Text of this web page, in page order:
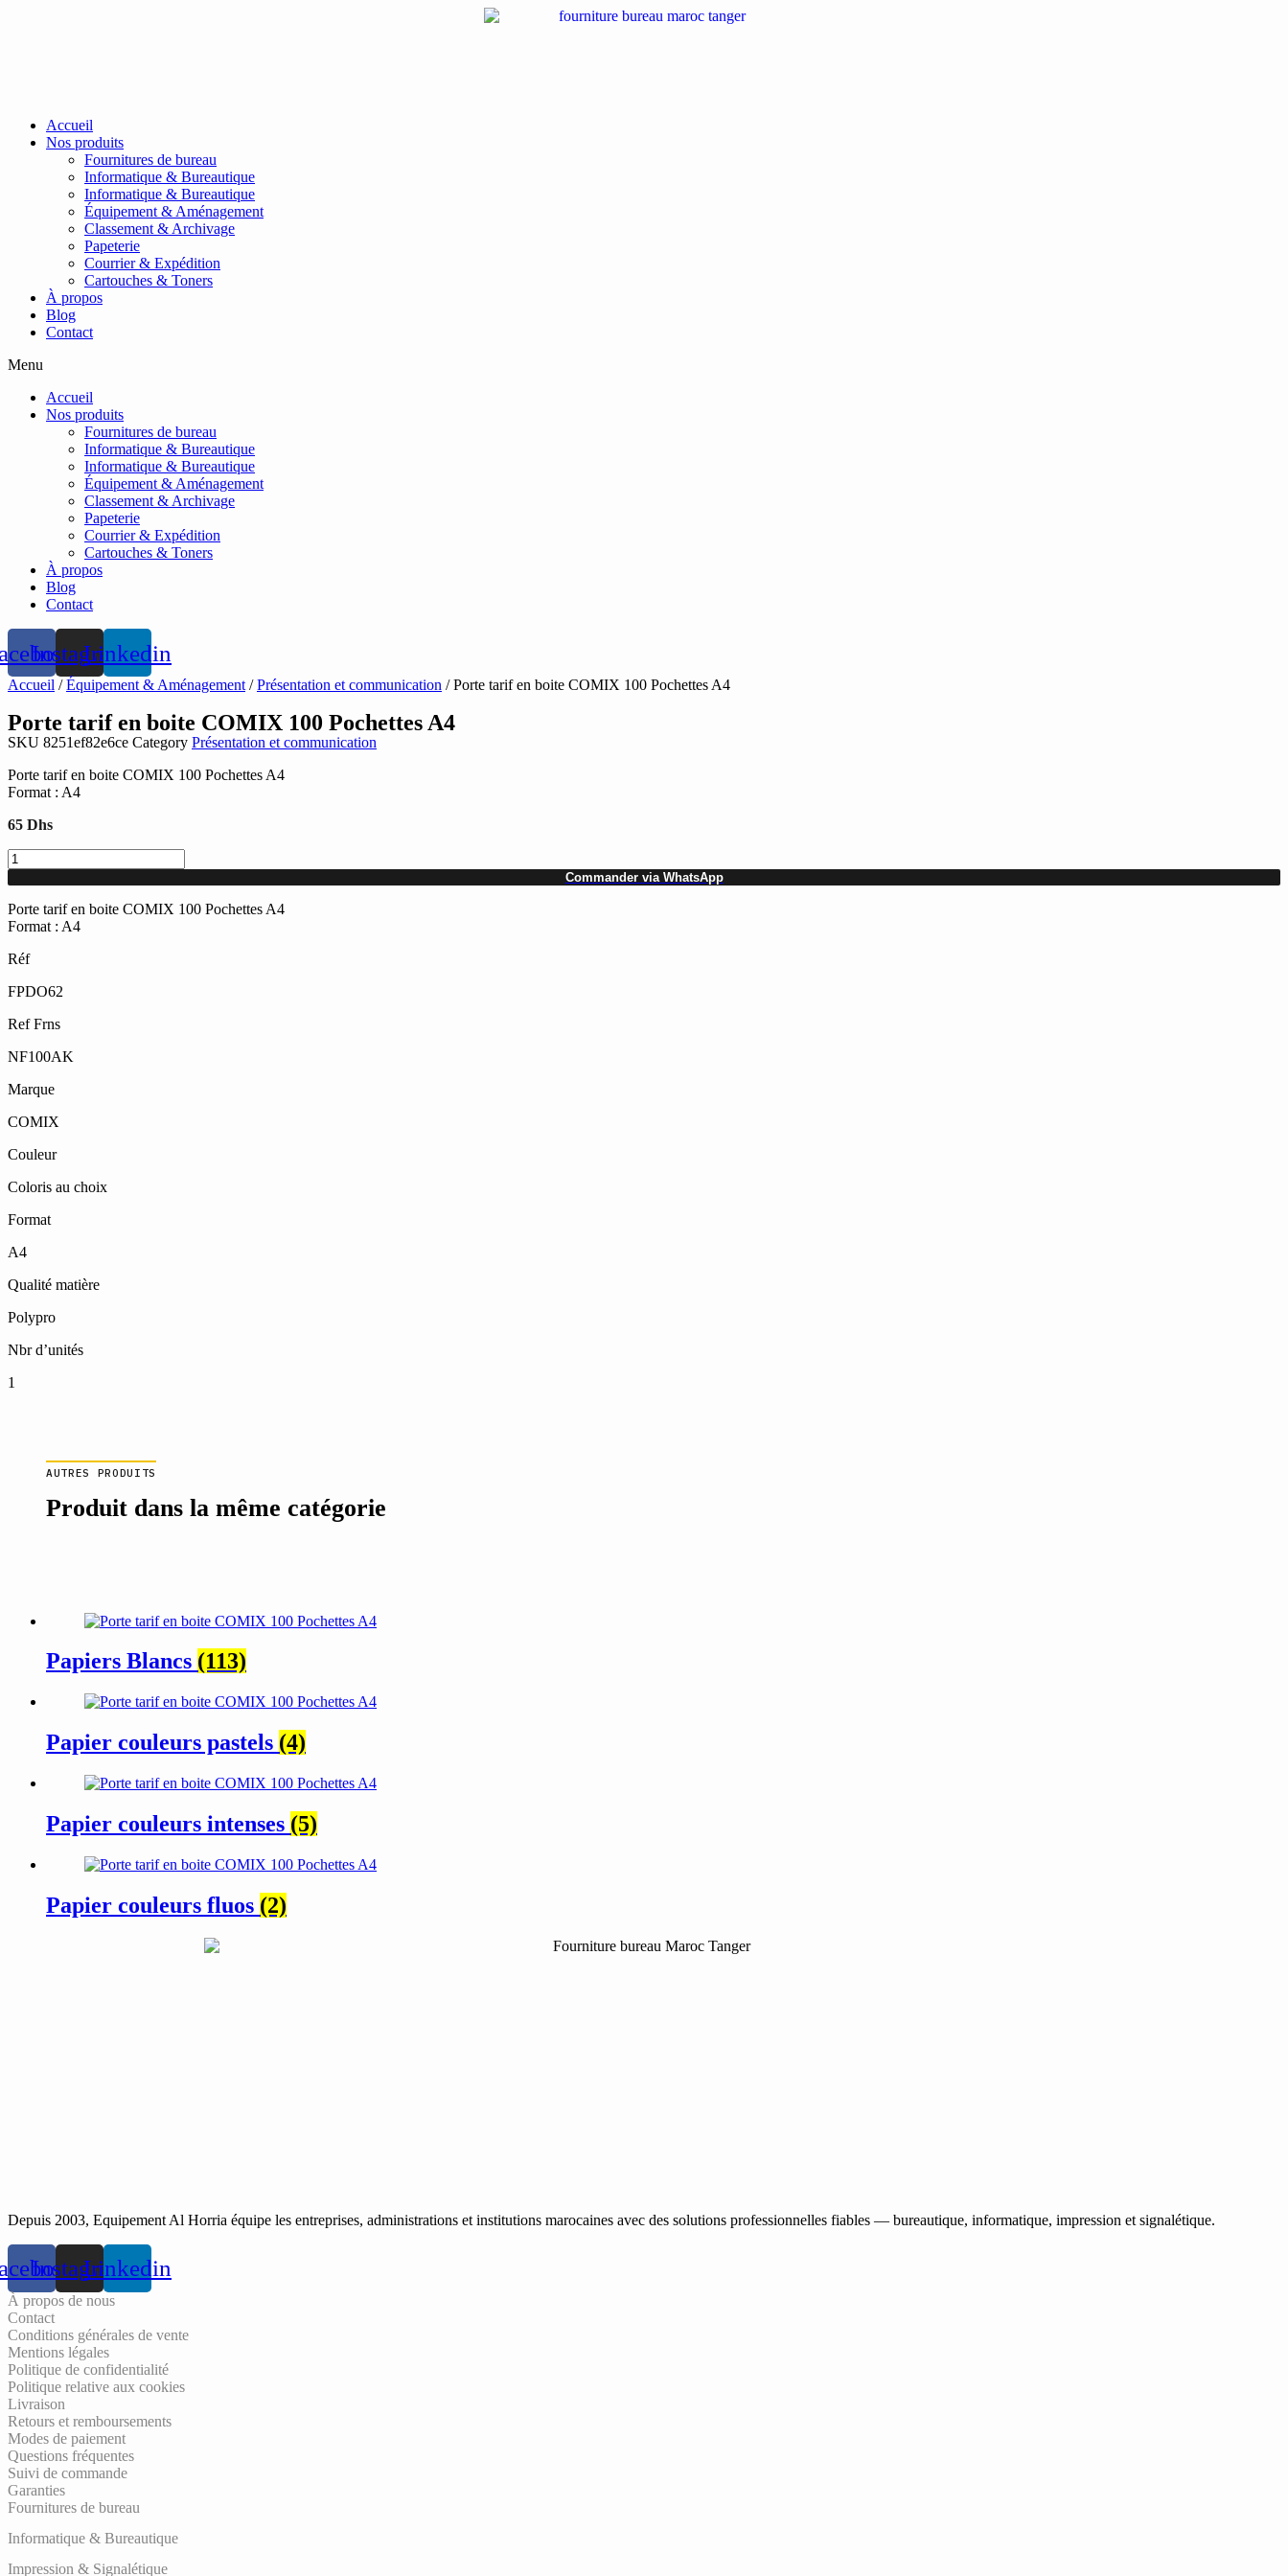
Accueil
Nos produits
Fournitures de bureau
Informatique & Bureautique
Informatique & Bureautique
Équipement & Aménagement
Classement & Archivage
Papeterie
Courrier & Expédition
Cartouches & Toners
À propos
Blog
Contact
Menu
Accueil
Nos produits
Fournitures de bureau
Informatique & Bureautique
Informatique & Bureautique
Équipement & Aménagement
Classement & Archivage
Papeterie
Courrier & Expédition
Cartouches & Toners
À propos
Blog
Contact
InstagramLinkedin
Accueil /Équipement & Aménagement /Présentation et communication / Porte tarif en boite COMIX 100 Pochettes A4
Porte tarif en boite COMIX 100 Pochettes A4
SKU 8251ef82e6ce Category Présentation et communication
Porte tarif en boite COMIX 100 Pochettes A4
Format : A4
65 Dhs
quantité
de
Porte
tarif
en
COMIX
Pochettes
Commander via WhatsApp
Porte tarif en boite COMIX 100 Pochettes A4
Format : A4
Réf
FPDO62
Ref Frns
NF100AK
Marque
COMIX
Couleur
Coloris au choix
Format
A4
Qualité matière
Polypro
Nbr d’unités
1
AUTRES PRODUITS
Produit dans la même catégorie
Papiers Blancs (113)
Papier couleurs pastels (4)
Papier couleurs intenses (5)
Papier couleurs fluos (2)
Depuis 2003, Equipement Al Horria équipe les entreprises, administrations et institutions marocaines avec des solutions professionnelles fiables — bureautique, informatique, impression et signalétique.
InstagramLinkedin
À propos de nous
Contact
Conditions générales de vente
Mentions légales
Politique de confidentialité
Politique relative aux cookies
Livraison
Retours et remboursements
Modes de paiement
Questions fréquentes
Suivi de commande
Garanties
Fournitures de bureau
Informatique & Bureautique
Impression & Signalétique